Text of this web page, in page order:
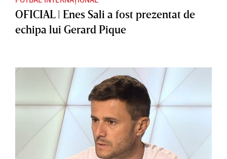
OFICIAL | Enes Sali a fost prezentat de
echipa lui Gerard Pique